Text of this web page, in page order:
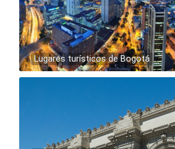
Lugares turísticos de Bogotá